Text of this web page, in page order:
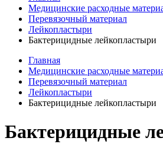
Медицинские расходные
Перевязочный материал
Лейкопластыри
Бактерицидные лейкопластыри
Главная
Медицинские расходные
Перевязочный материал
Лейкопластыри
Бактерицидные лейкопластыри
Бактерицидные